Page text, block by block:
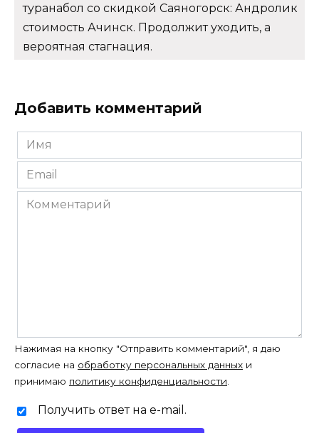
туранабол со скидкой Саяногорск: Андролик
стоимость Ачинск. Продолжит уходить, а
вероятная стагнация.
Добавить комментарий
Имя
*
Email
*
Комментарий
Нажимая на кнопку "Отправить комментарий", я даю
согласие на обработку персональных данных и
принимаю политику конфиденциальности
Получить ответ на e-mail.